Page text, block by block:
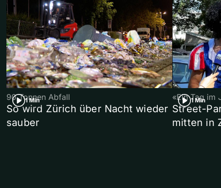
1 Min
90 Tonnen Abfall
So wird Zürich über Nacht wieder
sauber
1 Min
«Ein Tag im
Street-
mitten in